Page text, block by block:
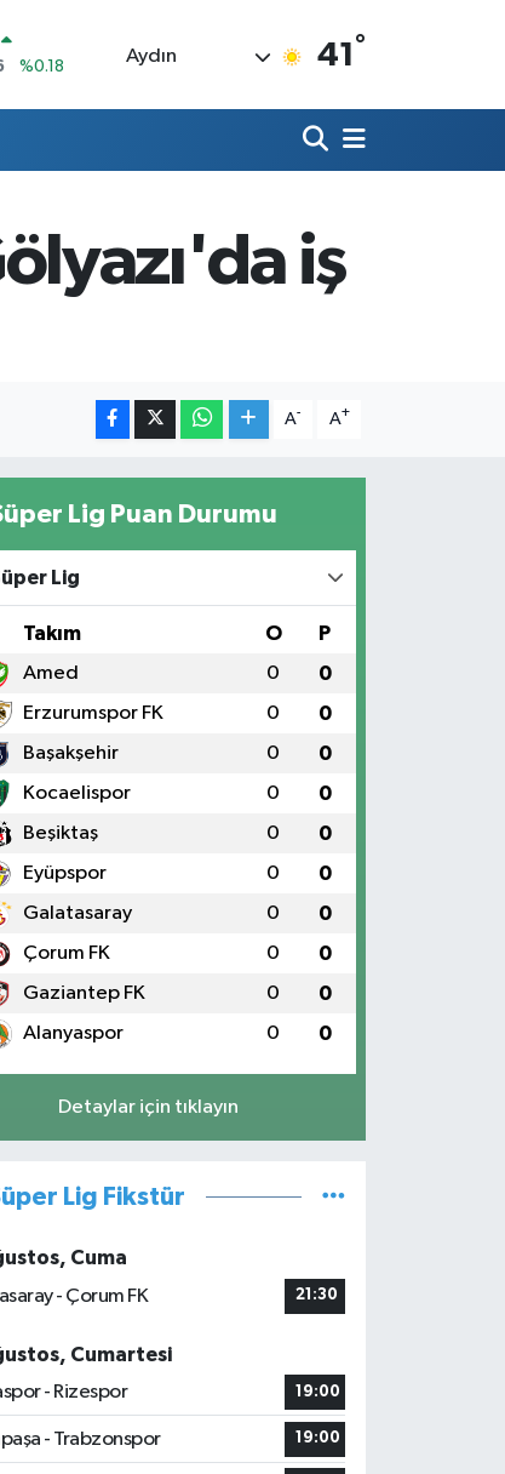
%0.18
%-14
Aydın 41 °
iş
A- A+
Lig Puan Durumu
Lig
Takım O P
Amed 0 0
Erzurumspor FK 0 0
Başakşehir 0 0
Kocaelispor 0 0
Beşiktaş 0 0
Eyüpspor 0 0
Galatasaray 0 0
Çorum FK 0 0
Gaziantep FK 0 0
Alanyaspor 0 0
Detaylar için tıklayın
Lig Fikstür
Cuma
- Çorum FK
21:30
Cumartesi
- Rizespor
19:00
- Trabzonspor 19:00